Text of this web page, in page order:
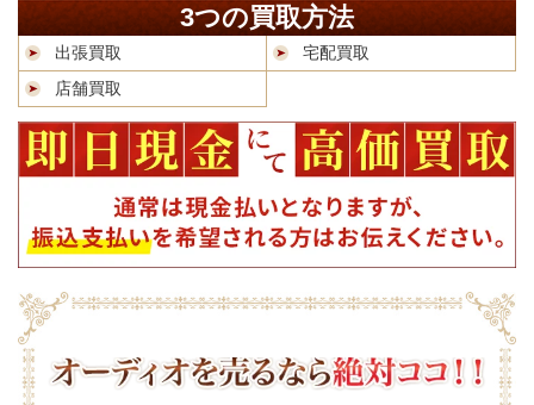
3つの買取方法
出張買取
宅配買取
店舗買取